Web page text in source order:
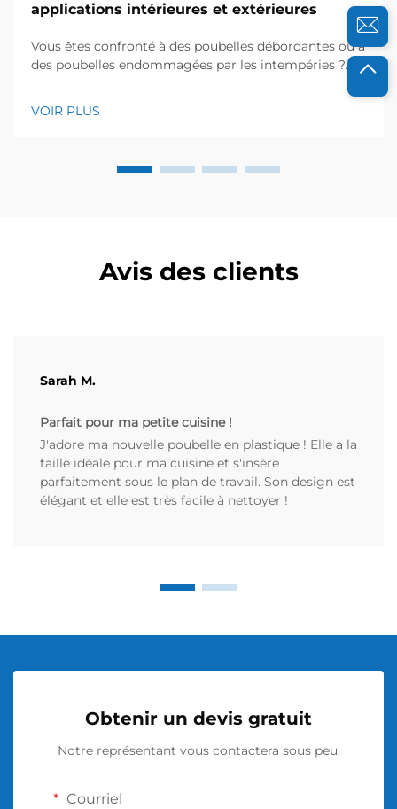
applications intérieures et extérieures
Vous êtes confronté à des poubelles débordantes ou à
des poubelles endommagées par les intempéries ?
retour sur investissement (ROI). Obtenez dès
VOIR PLUS
Avis des clients
Sarah M.
Parfait pour ma petite cuisine !
J'adore ma nouvelle poubelle en plastique ! Elle a la
taille idéale pour ma cuisine et s'insère
parfaitement sous le plan de travail. Son design est
élégant et elle est très facile à nettoyer !
Obtenir un devis gratuit
Notre représentant vous contactera sous peu.
Courriel